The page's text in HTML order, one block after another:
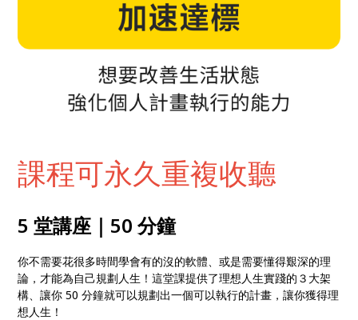
課程可永久重複收聽
5 堂講座｜50 分鐘
你不需要花很多時間學會有的沒的軟體、或是需要懂得艱深的理
論，才能為自己規劃人生！這堂課提供了理想人生實踐的３大架
構、讓你 50 分鐘就可以規劃出一個可以執行的計畫，讓你獲得理
想人生！